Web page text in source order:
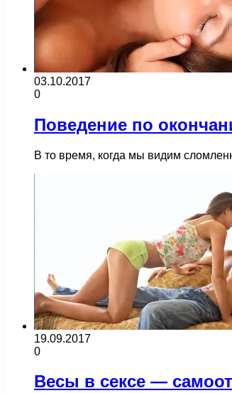
03.10.2017
0
Поведение по
В то время, когда мы видим
19.09.2017
0
Весы в сексе —